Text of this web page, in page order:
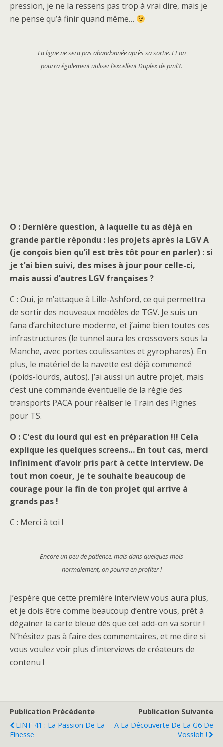
pression, je ne la ressens pas trop à vrai dire, mais je
ne pense qu’à finir quand même…
La ligne ne sera pas abandonnée après sa sortie. Et on
pourra également utiliser l’excellent Duplex de pml3.
O : Dernière question, à laquelle tu as déjà en
grande partie répondu : les projets après la LGV A
(je conçois bien qu’il est très tôt pour en parler) : si
je t’ai bien suivi, des mises à jour pour celle-ci,
mais aussi d’autres LGV françaises ?
C : Oui, je m’attaque à Lille-Ashford, ce qui permettra
de sortir des nouveaux modèles de TGV. Je suis un
fana d’architecture moderne, et j’aime bien toutes ces
infrastructures (le tunnel aura les crossovers sous la
Manche, avec portes coulissantes et gyrophares). En
plus, le matériel de la navette est déjà commencé
(poids-lourds, autos). J’ai aussi un autre projet, mais
c’est une commande éventuelle de la régie des
transports PACA pour réaliser le Train des Pignes
pour TS.
O : C’est du lourd qui est en préparation !!! Cela
explique les quelques screens… En tout cas, merci
infiniment d’avoir pris part à cette interview. De
tout mon coeur, je te souhaite beaucoup de
courage pour la fin de ton projet qui arrive à
grands pas !
C : Merci à toi !
Encore un peu de patience, mais dans quelques mois
normalement, on pourra en profiter !
J’espère que cette première interview vous aura plus,
et je dois être comme beaucoup d’entre vous, prêt à
dégainer la carte bleue dès que cet add-on va sortir !
N’hésitez pas à faire des commentaires, et me dire si
vous voulez voir plus d’interviews de créateurs de
contenu !
Publication Précédente
LINT 41 : La Passion De La
Finesse
Publication Suivante
A La Découverte De La G6 De
Vossloh !